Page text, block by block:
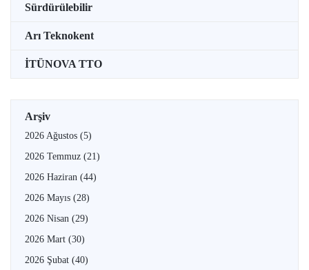
Sürdürülebilir
Arı Teknokent
İTÜNOVA TTO
Arşiv
2026 Ağustos (5)
2026 Temmuz (21)
2026 Haziran (44)
2026 Mayıs (28)
2026 Nisan (29)
2026 Mart (30)
2026 Şubat (40)